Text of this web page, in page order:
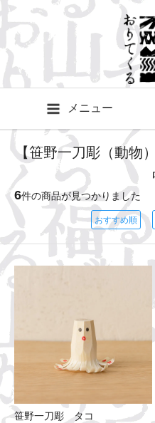
メニュー
【笹野一刀彫（動物
6件の商品が見つかりました
おすすめ順
笹野一刀彫 タコ